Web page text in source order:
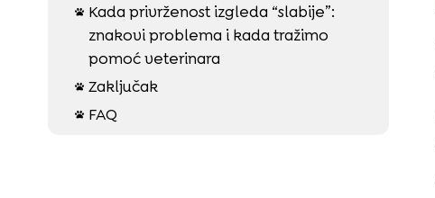

Kada privrženost izgleda “slabije”:
znakovi problema i kada tražimo
pomoć veterinara
 Zaključak
 FAQ